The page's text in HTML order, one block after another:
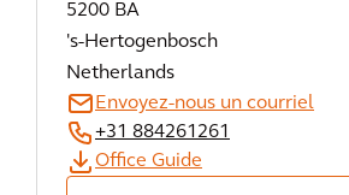
5200 BA
's-Hertogenbosch
Netherlands
Envoyez-nous un courriel
+31 884261261
Office Guide